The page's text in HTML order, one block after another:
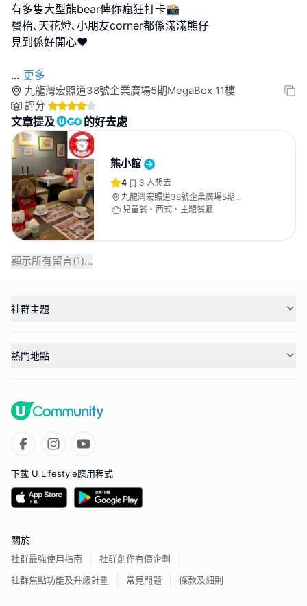
有多隻大型熊bear俾你瘋狂打卡📸
餐枱､天花燈､小朋友corner都係滿滿熊仔
見到係好開心❤️
... 更多
九龍灣宏照道38號企業廣場5期MegaBox 11樓
評分
文章提及 的好去處
熊小館
4 3 人想去
九龍灣宏照道38號企業廣場5期
MegaBox 11樓
兒童餐、西式、主題餐廳
顯示所有留言(1)...
社群主題
熱門地點
下載 U Lifestyle應用程式
關於
社群最強使用指南
社群創作有價企劃
社群焦點功能及升級計劃
常見問題 條款及細則